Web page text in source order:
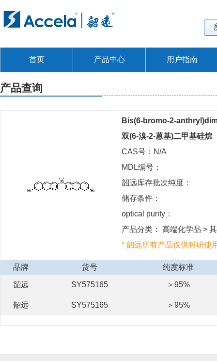
首页 产品中心 用户指南
产品查询
Bis(6-bromo-2-
双(6-溴-2-蒽基)二甲基硅烷
CAS号：N/A
MDL编号：
韶远库存批次纯度：
储存条件：
optical purity：
产品分类： 高端化学品 >
* 韶远所有产品仅供科研使
品牌 货号 纯度标准
韶远 SY575165 ＞95%
韶远 SY575165 ＞95%